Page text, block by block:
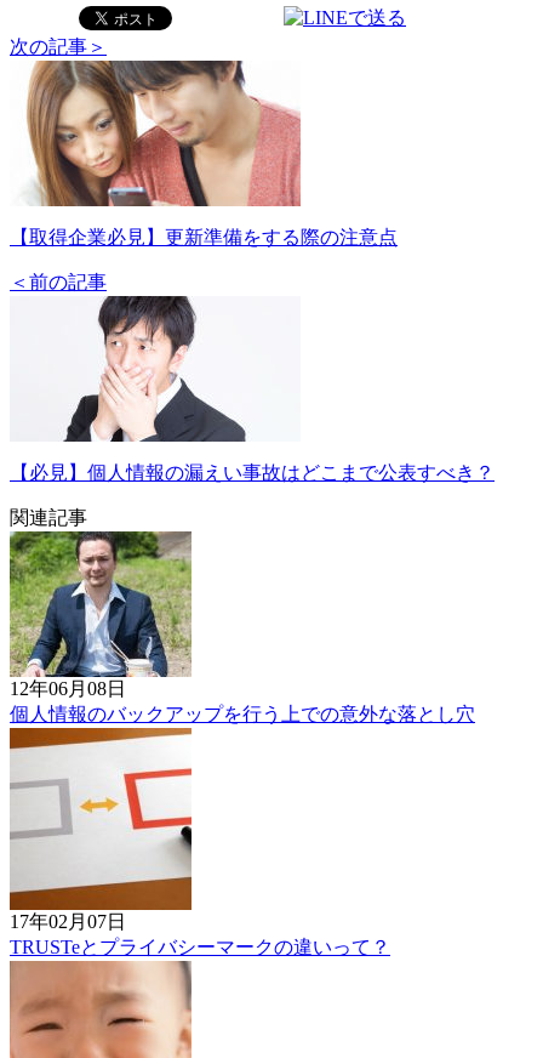
次の記事＞
【取得企業必見】更新準備をする際の注意点
＜前の記事
【必見】個人情報の漏えい事故はどこまで公表すべき？
関連記事
12年06月08日
個人情報のバックアップを行う上での意外な落とし穴
17年02月07日
TRUSTeとプライバシーマークの違いって？